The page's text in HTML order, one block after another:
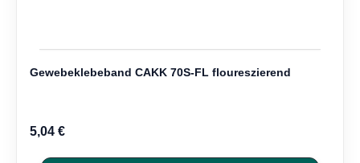
Gewebeklebeband CAKK 70S-FL floureszierend
5,04 €